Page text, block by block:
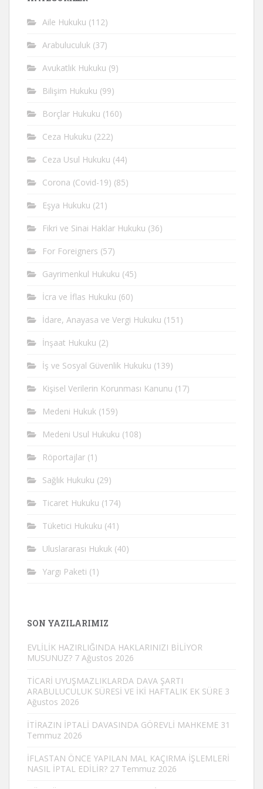
Aile Hukuku (112)
Arabuluculuk (37)
Avukatlık Hukuku (9)
Bilişim Hukuku (99)
Borçlar Hukuku (160)
Ceza Hukuku (222)
Ceza Usul Hukuku (44)
Corona (Covid-19) (85)
Eşya Hukuku (21)
Fikri ve Sinai Haklar Hukuku (36)
For Foreigners (57)
Gayrimenkul Hukuku (45)
İcra ve İflas Hukuku (60)
İdare, Anayasa ve Vergi Hukuku (151)
İnşaat Hukuku (2)
İş ve Sosyal Güvenlik Hukuku (139)
Kişisel Verilerin Korunması Kanunu (17)
Medeni Hukuk (159)
Medeni Usul Hukuku (108)
Röportajlar (1)
Sağlık Hukuku (29)
Ticaret Hukuku (174)
Tüketici Hukuku (41)
Uluslararası Hukuk (40)
Yargı Paketi (1)
SON YAZILARIMIZ
EVLİLİK HAZIRLIĞINDA HAKLARINIZI BİLİYOR
MUSUNUZ? 7 Ağustos 2026
TİCARİ UYUŞMAZLIKLARDA DAVA ŞARTI
ARABULUCULUK SÜRESİ VE İKİ HAFTALIK EK SÜRE 3
Ağustos 2026
İTİRAZIN İPTALİ DAVASINDA GÖREVLİ MAHKEME 31
Temmuz 2026
İFLASTAN ÖNCE YAPILAN MAL KAÇIRMA İŞLEMLERİ
NASIL İPTAL EDİLİR? 27 Temmuz 2026